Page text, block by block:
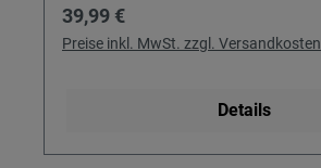
Regulärer Preis:
39,99 €
Preise inkl. MwSt. zzgl. Versandkosten
Details